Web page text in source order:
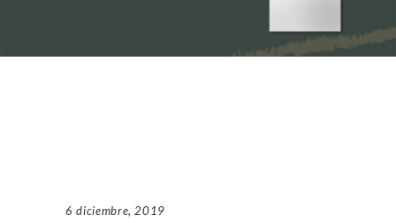
6 diciembre, 2019